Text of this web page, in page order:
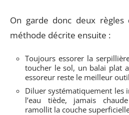
On garde donc deux
méthode décrite ensuite :
Toujours essorer la
toucher le sol, un balai plat
essoreur reste le meilleur outil
Diluer systématiquement les
l’eau tiède, jamais
ramollit la couche